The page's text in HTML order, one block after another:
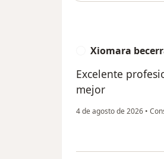
Xiomara
Excelente
mejor
4 de agosto de 2026 •